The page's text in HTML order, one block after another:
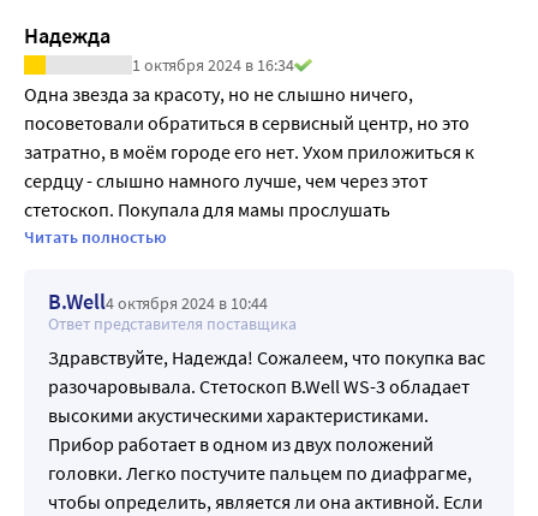
Надежда
1 октября 2024 в 16:34
Одна звезда за красоту, но не слышно ничего,
посоветовали обратиться в сервисный центр, но это
затратно, в моём городе его нет. Ухом приложиться к
сердцу - слышно намного лучше, чем через этот
стетоскоп. Покупала для мамы прослушать
фибрилляцию (так как при таком приступе пульс
совсем), но жаль, что производителю безразлично
здоровье других людей, по вине производителя человек
остался без осмотра, зачем вообще продавать
бракованные изделия? Не рекомендую однозначно.
Читать полностью
B.Well4 октября 2024 в 10:44
Ответ представителя поставщика
Здравствуйте, Надежда! Сожалеем, что покупка вас
разочаровывала. Стетоскоп B.Well WS-3 обладает
высокими акустическими характеристиками.
Прибор работает в одном из двух положений
головки. Легко постучите пальцем по диафрагме,
чтобы определить, является ли она активной. Если